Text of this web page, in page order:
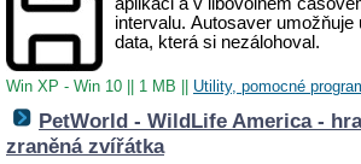
intervalu. Autosaver umožňuje
data, která si nezálohoval.
Win XP - Win 10 1 MB Utility, pomocné
PetWorld - WildLife America -
zraněná zvířátka